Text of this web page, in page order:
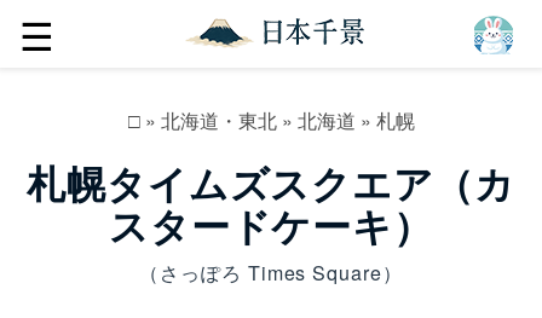
☰
□» 北海道・東北» 北海道 » 札幌
札幌タイムズスクエア（カ
スタードケーキ）
（さっぽろ Times Square）